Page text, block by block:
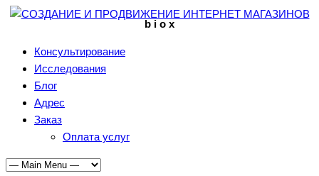
b i o x
Консультирование
Исследования
Блог
Адрес
Заказ
Оплата услуг